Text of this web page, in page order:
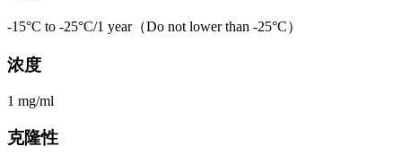
-15°C to -25°C/1 year（Do not lower than -25°C）
浓度
1 mg/ml
克隆性